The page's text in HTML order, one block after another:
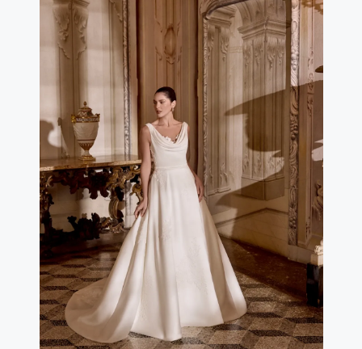
presenta arricciatura in vita e morbidi volumi sui fianchi
per aggiungere ampiezza. Sono presenti anche le
tasche. Rifinito da bottoncini fino alla fine dello strascico
di lunghezza cappella.